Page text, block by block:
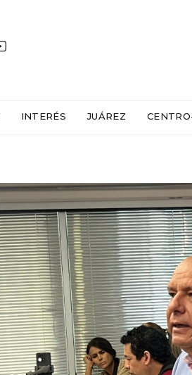
INTERÉS JUÁREZ